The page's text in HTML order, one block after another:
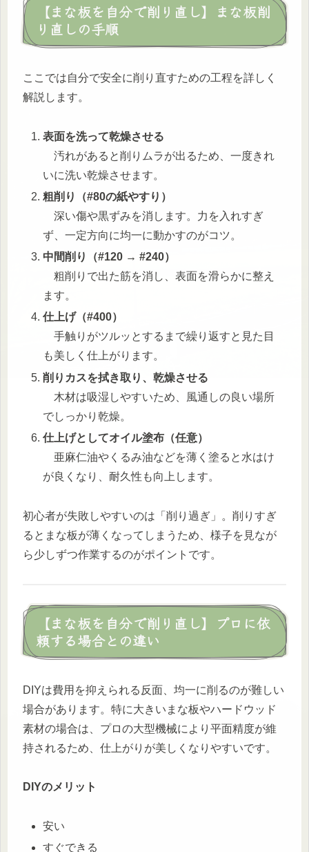
【まな板を自分で削り直し】まな板削
り直しの手順
ここでは自分で安全に削り直すための工程を詳しく
解説します。
表面を洗って乾燥させる
汚れがあると削りムラが出るため、一度きれ
いに洗い乾燥させます。
粗削り（#80の紙やすり）
深い傷や黒ずみを消します。力を入れすぎ
ず、一定方向に均一に動かすのがコツ。
中間削り（#120 → #240）
粗削りで出た筋を消し、表面を滑らかに整え
ます。
仕上げ（#400）
手触りがツルッとするまで繰り返すと見た目
も美しく仕上がります。
削りカスを拭き取り、乾燥させる
木材は吸湿しやすいため、風通しの良い場所
でしっかり乾燥。
仕上げとしてオイル塗布（任意）
亜麻仁油やくるみ油などを薄く塗ると水はけ
が良くなり、耐久性も向上します。
初心者が失敗しやすいのは「削り過ぎ」。削りすぎ
るとまな板が薄くなってしまうため、様子を見なが
ら少しずつ作業するのがポイントです。
【まな板を自分で削り直し】プロに依
頼する場合との違い
DIYは費用を抑えられる反面、均一に削るのが難しい
場合があります。特に大きいまな板やハードウッド
素材の場合は、プロの大型機械により平面精度が維
持されるため、仕上がりが美しくなりやすいです。
DIYのメリット
安い
すぐできる